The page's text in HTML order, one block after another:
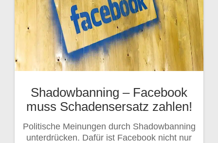
Shadowbanning – Facebook
muss Schadensersatz zahlen!
Politische Meinungen durch Shadowbanning
unterdrücken. Dafür ist Facebook nicht nur